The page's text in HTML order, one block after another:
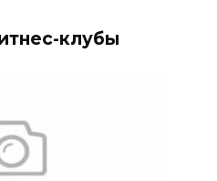
клубы